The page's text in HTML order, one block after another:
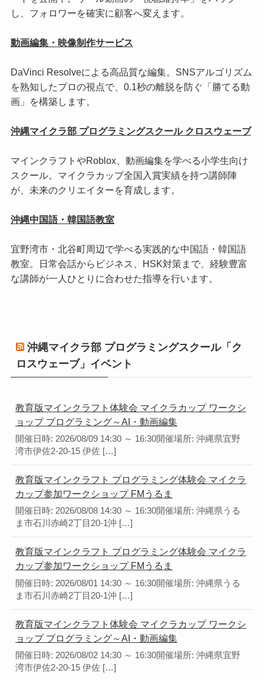
し、フォロワーを確実に顧客へ変えます。
動画編集・映像制作サービス
DaVinci Resolveによる高品質な編集。SNSアルゴリズム
を熟知したプロの視点で、0.1秒の離脱を防ぐ「勝てる動
画」を構築します。
沖縄マイクラ部 プログラミングスクール クロスウェーブ
マインクラフトやRoblox、動画編集を学べる小学生向け
スクール。マイクラカップ全国入賞実績を持つ講師陣
が、未来のクリエイターを育成します。
沖縄中国語・韓国語教室
宜野湾市・北谷町周辺で学べる実践的な中国語・韓国語
教室。日常会話からビジネス、HSK対策まで、経験豊富
な講師が一人ひとりに合わせた指導を行います。
沖縄マイクラ部 プログラミングスクール「ク
ロスウェーブ」イベント
教育版マインクラフト体験会 マイクラカップ ワークシ
ョップ プログラミング～AI・動画編集
開催日時: 2026/08/09 14:30 ～ 16:30開催場所: 沖縄県宜野
湾市伊佐2-20-15 伊佐 […]
教育版マインクラフト プログラミング体験会 マイクラ
カップ参加ワークショップ FMうるま
開催日時: 2026/08/08 14:30 ～ 16:30開催場所: 沖縄県うる
ま市石川赤崎2丁目20-1沖 […]
教育版マインクラフト プログラミング体験会 マイクラ
カップ参加ワークショップ FMうるま
開催日時: 2026/08/01 14:30 ～ 16:30開催場所: 沖縄県うる
ま市石川赤崎2丁目20-1沖 […]
教育版マインクラフト体験会 マイクラカップ ワークシ
ョップ プログラミング～AI・動画編集
開催日時: 2026/08/02 14:30 ～ 16:30開催場所: 沖縄県宜野
湾市伊佐2-20-15 伊佐 […]